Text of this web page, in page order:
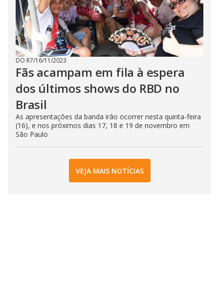
DO R7/16/11/2023
Fãs acampam em fila à espera
dos últimos shows do RBD no
Brasil
As apresentações da banda irão ocorrer nesta quinta-feira
(16), e nos próximos dias 17, 18 e 19 de novembro em
São Paulo
VEJA MAIS NOTÍCIAS